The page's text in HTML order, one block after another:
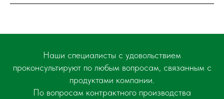
Наши специалисты с удовольствием
проконсультируют по любым вопросам, связанным с
продуктами компании.
По вопросам контрактного производства